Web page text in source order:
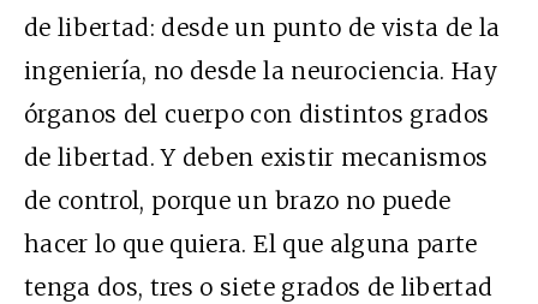
de libertad: desde un punto de vista de la
ingeniería, no desde la neurociencia. Hay
órganos del cuerpo con distintos grados
de libertad. Y deben existir mecanismos
de control, porque un brazo no puede
hacer lo que quiera. El que alguna parte
tenga dos, tres o siete grados de libertad